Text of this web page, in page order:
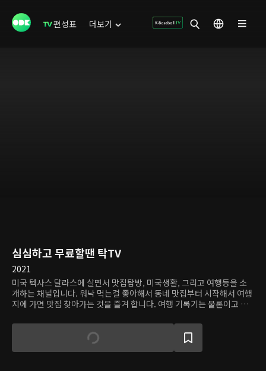
편성표 더보기
심심하고 무료할땐 탁TV
2021
미국 텍사스 달라스에 살면서 맛집탐방, 미국생활, 그리고 여행등을 소
개하는 채널입니다. 워낙 먹는걸 좋아해서 동네 맛집부터 시작해서 여행
지에 가면 맛집 찾아가는 것을 즐겨 합니다. 여행 기록기는 물론이고 맛
다!